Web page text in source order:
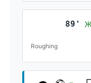
89'
Roughing